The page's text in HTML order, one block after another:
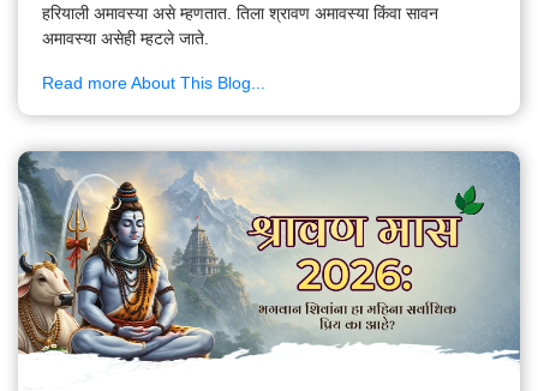
हरियाली अमावस्या असे म्हणतात. तिला श्रावण अमावस्या किंवा सावन
अमावस्या असेही म्हटले जाते.
Read more About This Blog...